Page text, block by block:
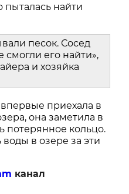
найти
песок. Сосед
его найти»,
и хозяйка
приехала в
она заметила в
потерянное кольцо.
в озере за эти
канал